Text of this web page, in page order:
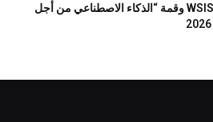
WSIS 2026 وقمة “الذكاء الاصطناعي من أجل